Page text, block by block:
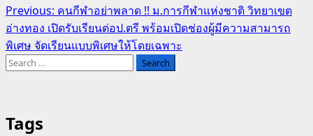
Post
navigation
Previous: คนกีฬาอย่าพลาด !! ม.การกีฬาแห่งชาติ วิทยาเขต
อ่างทอง เปิดรับเรียนต่อป.ตรี พร้อมเปิดช่องผู้มีความสามารถ
พิเศษ จัดเรียนแบบพิเศษให้โดยเฉพาะ
Search
for:
Tags